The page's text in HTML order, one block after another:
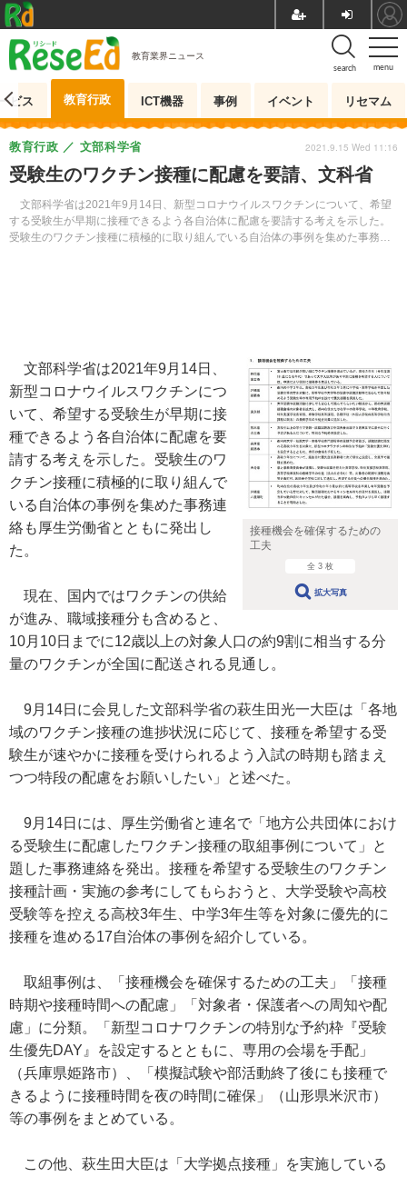
menu
search
教育業界ニュース
ビス 教育行政 ICT機器 事例 イベント リセマム
受験生のワクチン接種に配慮を要請、文科省
文部科学省は2021年9月14日、新型コロナウイルスワクチンについて、希望
する受験生が早期に接種できるよう各自治体に配慮を要請する考えを示した。
受験生のワクチン接種に積極的に取り組んでいる自治体の事例を集めた事務連
教育行政 文部科学省 2021.9.15 Wed 11:16
接種機会を確保するための
工夫
全 3 枚
拡大写真
文部科学省は2021年9月14日、
新型コロナウイルスワクチンにつ
いて、希望する受験生が早期に接
種できるよう各自治体に配慮を要
請する考えを示した。受験生のワ
クチン接種に積極的に取り組んで
いる自治体の事例を集めた事務連
絡も厚生労働省とともに発出し
た。
現在、国内ではワクチンの供給
が進み、職域接種分も含めると、
10月10日までに12歳以上の対象人口の約9割に相当する分
量のワクチンが全国に配送される見通し。
9月14日に会見した文部科学省の萩生田光一大臣は「各地
域のワクチン接種の進捗状況に応じて、接種を希望する受
験生が速やかに接種を受けられるよう入試の時期も踏まえ
つつ特段の配慮をお願いしたい」と述べた。
9月14日には、厚生労働省と連名で「地方公共団体におけ
る受験生に配慮したワクチン接種の取組事例について」と
題した事務連絡を発出。接種を希望する受験生のワクチン
接種計画・実施の参考にしてもらおうと、大学受験や高校
受験等を控える高校3年生、中学3年生等を対象に優先的に
接種を進める17自治体の事例を紹介している。
取組事例は、「接種機会を確保するための工夫」「接種
時期や接種時間への配慮」「対象者・保護者への周知や配
慮」に分類。「新型コロナワクチンの特別な予約枠『受験
生優先DAY』を設定するとともに、専用の会場を手配」
（兵庫県姫路市）、「模擬試験や部活動終了後にも接種で
きるように接種時間を夜の時間に確保」（山形県米沢市）
等の事例をまとめている。
この他、萩生田大臣は「大学拠点接種」を実施している